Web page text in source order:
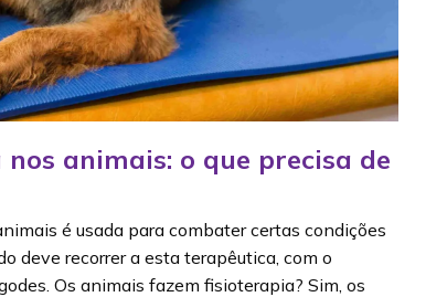
animais: o que precisa de
é usada para combater certas condições
deve recorrer a esta terapêutica, com o
Os animais fazem fisioterapia? Sim, os